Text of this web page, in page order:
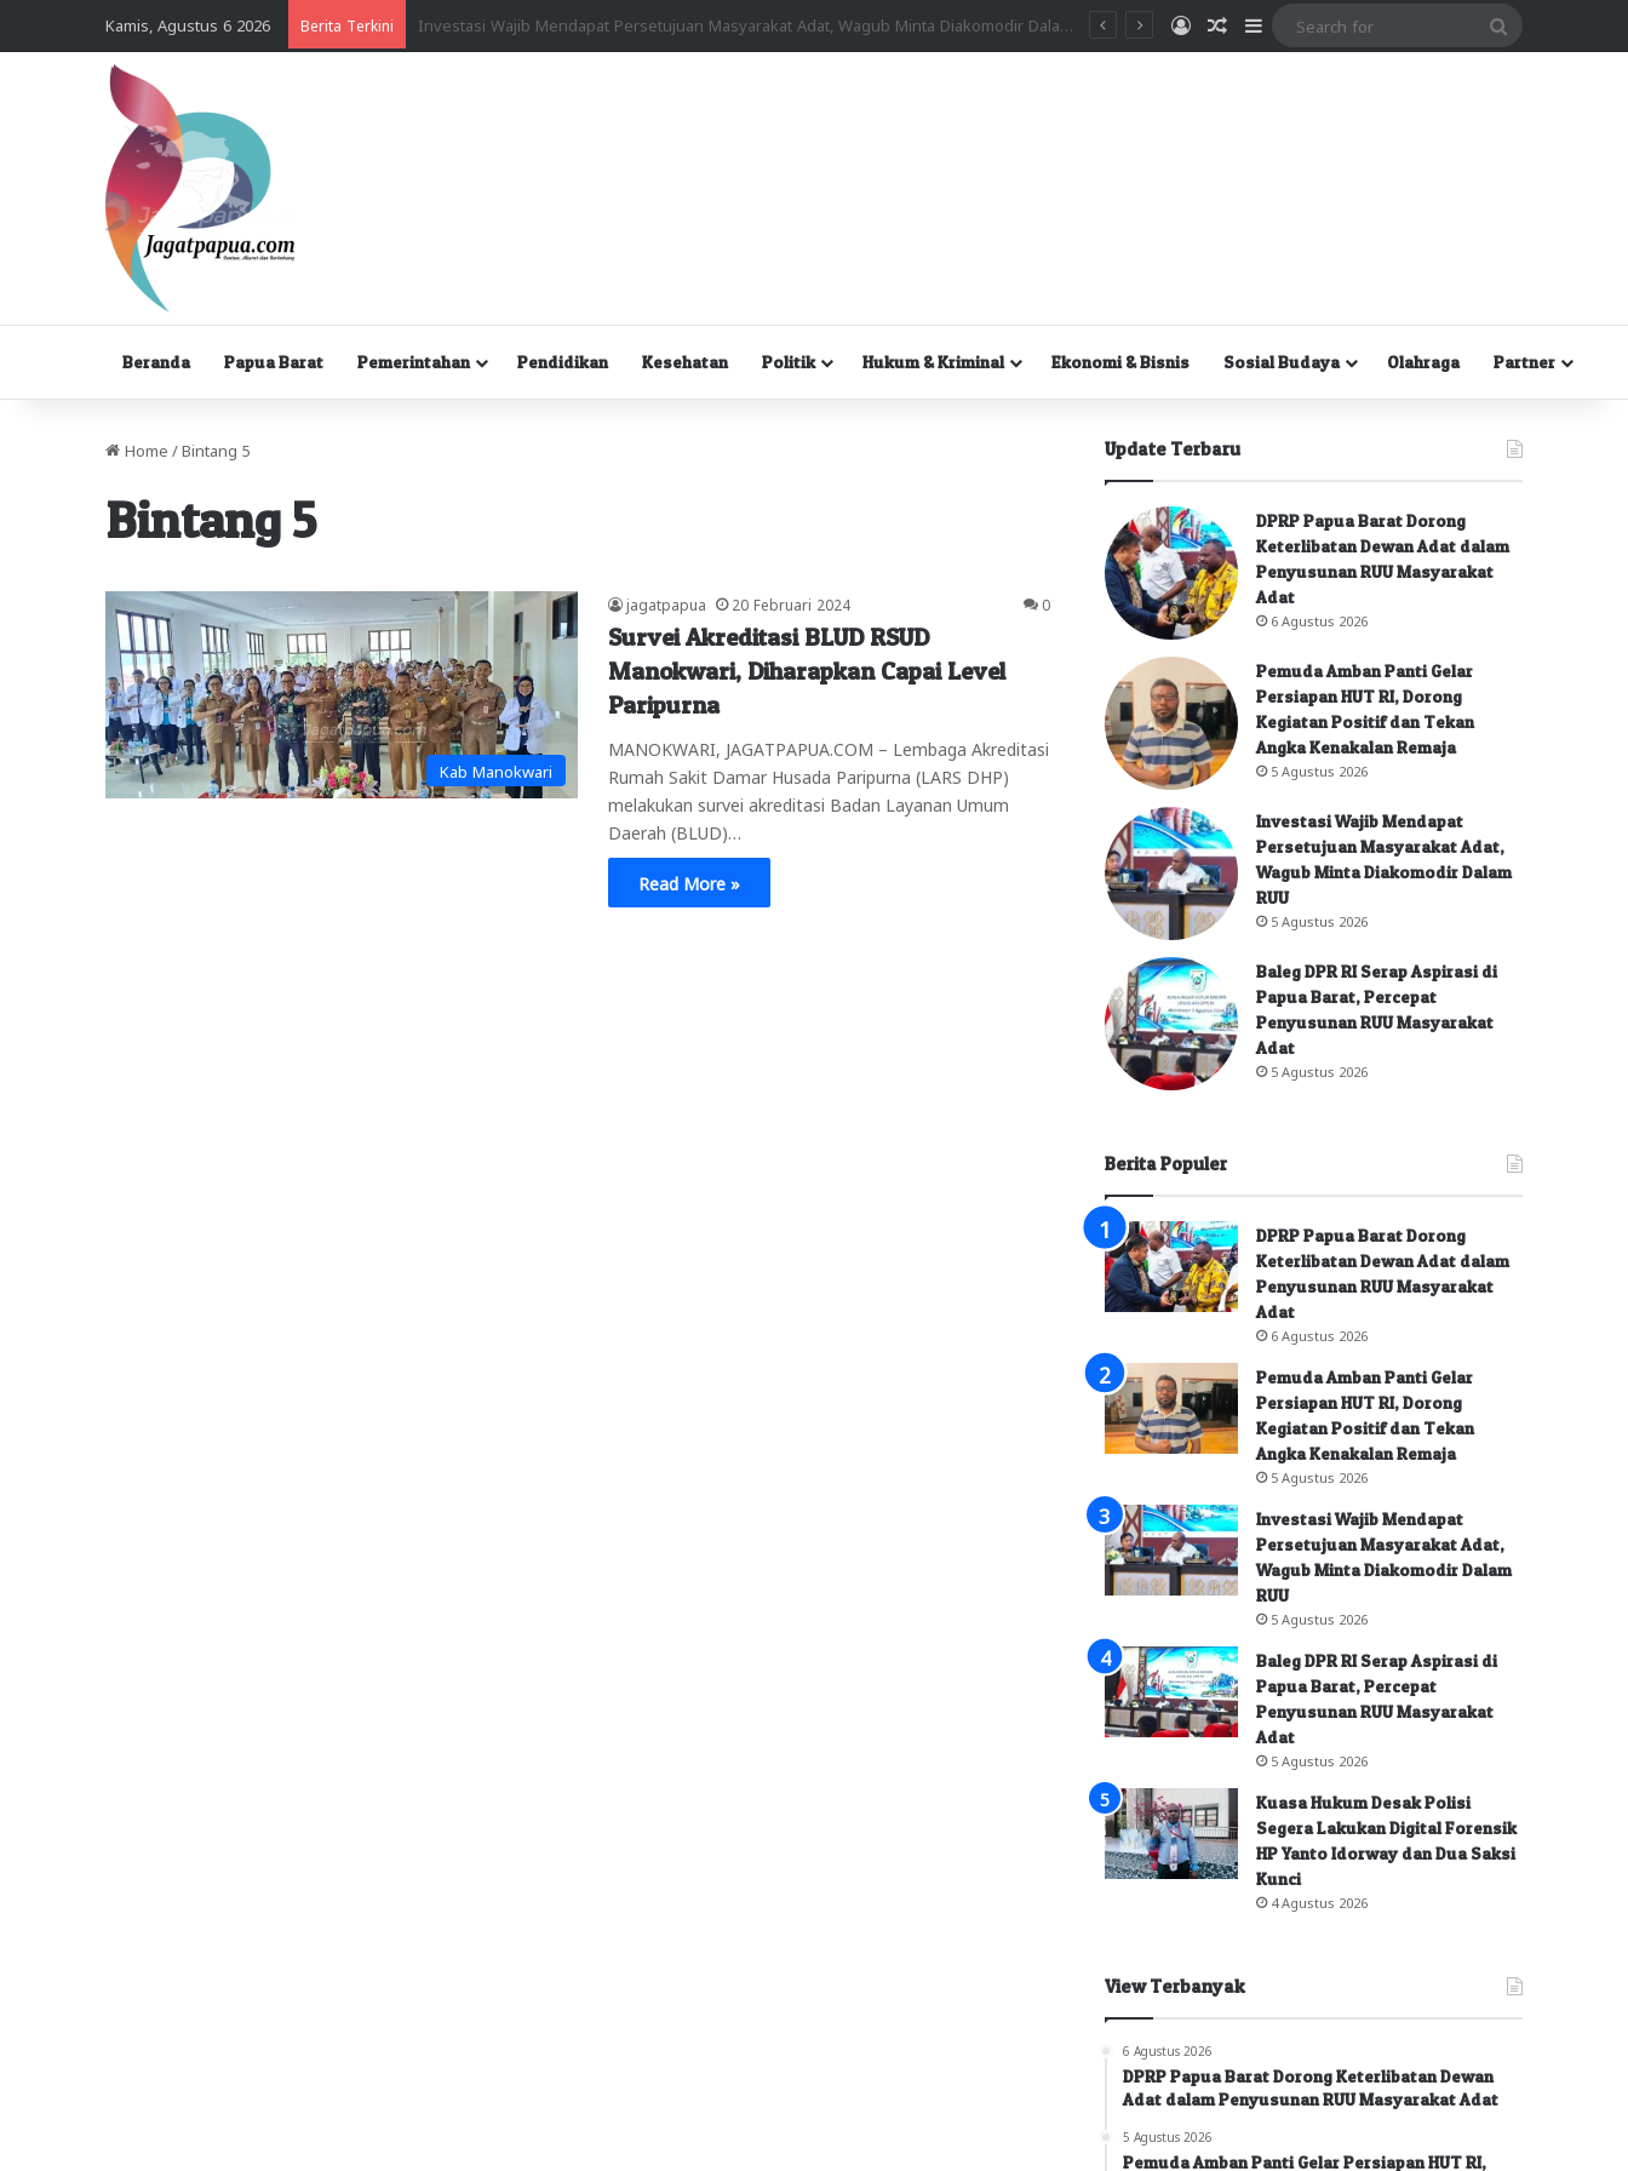
Kamis, Agustus 6 2026 Berita Terkini MasukRandom Article
Sidebar
Beranda Papua Barat Pemerintahan Pendidikan Kesehatan Politik Hukum & Kriminal Ekonomi & Bisnis Sosial Budaya Olahraga Partner
Home / Bintang 5
Bintang 5
Kab Manokwari
jagatpapua 20 Februari 2024 0
Survei Akreditasi BLUD RSUD
Manokwari, Diharapkan Capai Level
Paripurna
MANOKWARI, JAGATPAPUA.COM – Lembaga Akreditasi
Rumah Sakit Damar Husada Paripurna (LARS DHP)
melakukan survei akreditasi Badan Layanan Umum
Daerah (BLUD)…
Read More »
Update Terbaru
DPRP Papua Barat Dorong
Keterlibatan Dewan Adat dalam
Penyusunan RUU Masyarakat
Adat
6 Agustus 2026
Pemuda Amban Panti Gelar
Persiapan HUT RI, Dorong
Kegiatan Positif dan Tekan
Angka Kenakalan Remaja
5 Agustus 2026
Investasi Wajib Mendapat
Persetujuan Masyarakat Adat,
Wagub Minta Diakomodir Dalam
RUU
5 Agustus 2026
Baleg DPR RI Serap Aspirasi di
Papua Barat, Percepat
Penyusunan RUU Masyarakat
Adat
5 Agustus 2026
Berita Populer
DPRP Papua Barat Dorong
Keterlibatan Dewan Adat dalam
Penyusunan RUU Masyarakat
Adat
6 Agustus 2026
Pemuda Amban Panti Gelar
Persiapan HUT RI, Dorong
Kegiatan Positif dan Tekan
Angka Kenakalan Remaja
5 Agustus 2026
Investasi Wajib Mendapat
Persetujuan Masyarakat Adat,
Wagub Minta Diakomodir Dalam
RUU
5 Agustus 2026
Baleg DPR RI Serap Aspirasi di
Papua Barat, Percepat
Penyusunan RUU Masyarakat
Adat
5 Agustus 2026
Kuasa Hukum Desak Polisi
Segera Lakukan Digital Forensik
HP Yanto Idorway dan Dua Saksi
Kunci
4 Agustus 2026
View Terbanyak
6 Agustus 2026
DPRP Papua Barat Dorong Keterlibatan Dewan
Adat dalam Penyusunan RUU Masyarakat Adat
5 Agustus 2026
Pemuda Amban Panti Gelar Persiapan HUT RI,